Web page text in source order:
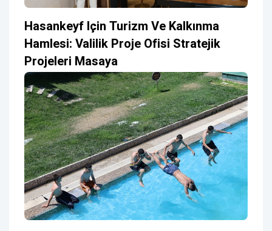
Hasankeyf Için Turizm Ve Kalkınma
Hamlesi: Valilik Proje Ofisi Stratejik
Projeleri Masaya